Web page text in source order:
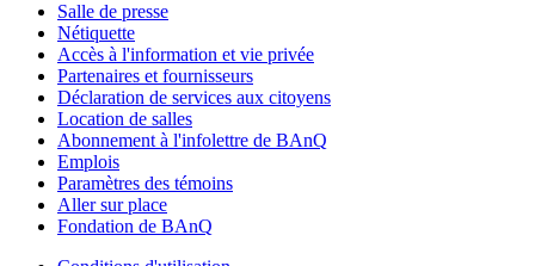
Salle de presse
Nétiquette
Accès à l'information et vie privée
Partenaires et fournisseurs
Déclaration de services aux citoyens
Location de salles
Abonnement à l'infolettre de BAnQ
Emplois
Paramètres des témoins
Aller sur place
Fondation de BAnQ